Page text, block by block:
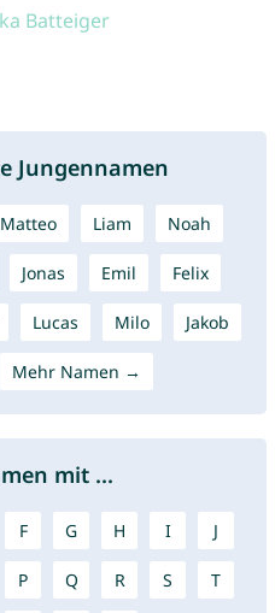
Batteiger
Jungennamen
Matteo Liam Noah
Jonas Emil Felix
Lucas Milo Jakob
Mehr Namen →
mit ...
F G H I J
P Q R S T